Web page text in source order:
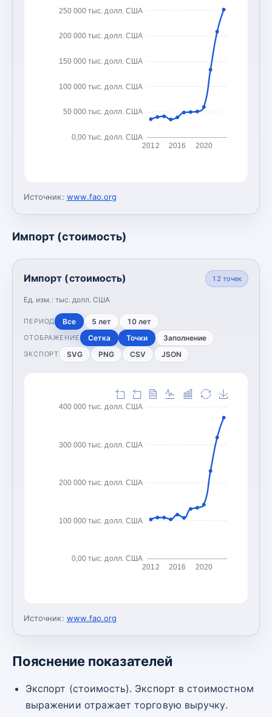
0,00 тыс. долл. США
50 000 тыс. долл. США
100 000 тыс. долл. США
150 000 тыс. долл. США
200 000 тыс. долл. США
250 000 тыс. долл. США
2012 2016 2020
Источник: www.fao.org
Импорт (стоимость)
Импорт (стоимость)
Ед. изм.: тыс. долл. США
12 точек
ПЕРИОД Все 5 лет 10 лет
ОТОБРАЖЕНИЕ Сетка Точки Заполнение
ЭКСПОРТ SVG PNG CSV JSON
0,00 тыс. долл. США
100 000 тыс. долл. США
200 000 тыс. долл. США
300 000 тыс. долл. США
400 000 тыс. долл. США
2012 2016 2020
Источник: www.fao.org
Пояснение показателей
Экспорт (стоимость). Экспорт в стоимостном
выражении отражает торговую выручку.